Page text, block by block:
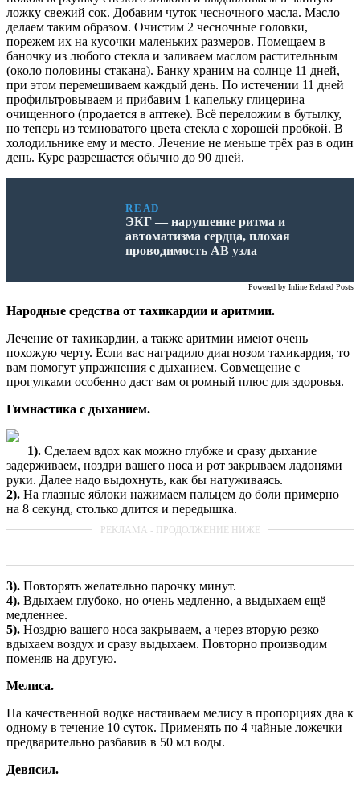
ложку свежий сок. Добавим чуток чесночного масла. Масло
делаем таким образом. Очистим 2 чесночные головки,
порежем их на кусочки маленьких размеров. Помещаем в
баночку из любого стекла и заливаем маслом растительным
(около половины стакана). Банку храним на солнце 11 дней,
при этом перемешиваем каждый день. По истечении 11 дней
профильтровываем и прибавим 1 капельку глицерина
очищенного (продается в аптеке). Всё переложим в бутылку,
но теперь из темноватого цвета стекла с хорошей пробкой. В
холодильнике ему и место. Лечение не меньше трёх раз в один
день. Курс разрешается обычно до 90 дней.
READ
ЭКГ — нарушение ритма и
автоматизма сердца, плохая
проводимость АВ узла
Powered by Inline Related Posts
Народные средства от тахикардии и аритмии.
Лечение от тахикардии, а также аритмии имеют очень
похожую черту. Если вас наградило диагнозом тахикардия, то
вам помогут упражнения с дыханием. Совмещение с
прогулками особенно даст вам огромный плюс для здоровья.
Гимнастика с дыханием.
1). Сделаем вдох как можно глубже и сразу дыхание
задерживаем, ноздри вашего носа и рот закрываем ладонями
руки. Далее надо выдохнуть, как бы натуживаясь.
2). На глазные яблоки нажимаем пальцем до боли примерно
на 8 секунд, столько длится и передышка.
3). Повторять желательно парочку минут.
4). Вдыхаем глубоко, но очень медленно, а выдыхаем ещё
медленнее.
5). Ноздрю вашего носа закрываем, а через вторую резко
вдыхаем воздух и сразу выдыхаем. Повторно производим
поменяв на другую.
Мелиса.
На качественной водке настаиваем мелису в пропорциях два к
одному в течение 10 суток. Применять по 4 чайные ложечки
предварительно разбавив в 50 мл воды.
Девясил.